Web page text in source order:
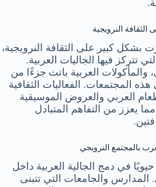
الثقافة النرويجية
بشكل كبير على الثقافة النرويجية،
تتركز فيها الجاليات العربية.
والمأكولات العربية باتت جزءًا من
المجتمعات. الفعاليات الثقافية
العربي والعروض الموسيقية
يعزز من التفاهم المتبادل
بالمجتمع النرويجي
حيويًا في دمج الجالية العربية داخل
المدارس والجامعات التي تتبنى